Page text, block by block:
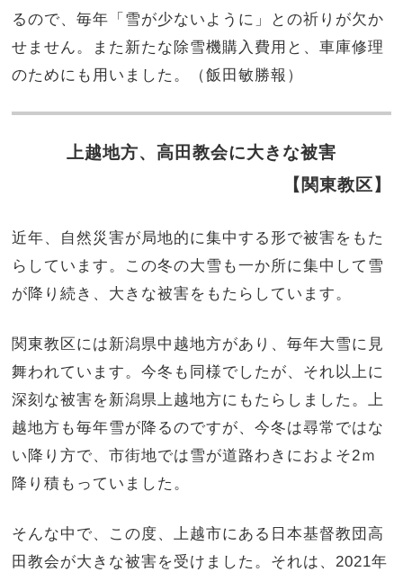
るので、毎年「雪が少ないように」との祈りが欠か
せません。また新たな除雪機購入費用と、車庫修理
のためにも用いました。（飯田敏勝報）
上越地方、高田教会に大きな被害
【関東教区】
近年、自然災害が局地的に集中する形で被害をもた
らしています。この冬の大雪も一か所に集中して雪
が降り続き、大きな被害をもたらしています。
関東教区には新潟県中越地方があり、毎年大雪に見
舞われています。今冬も同様でしたが、それ以上に
深刻な被害を新潟県上越地方にもたらしました。上
越地方も毎年雪が降るのですが、今冬は尋常ではな
い降り方で、市街地では雪が道路わきにおよそ2ｍ
降り積もっていました。
そんな中で、この度、上越市にある日本基督教団高
田教会が大きな被害を受けました。それは、2021年